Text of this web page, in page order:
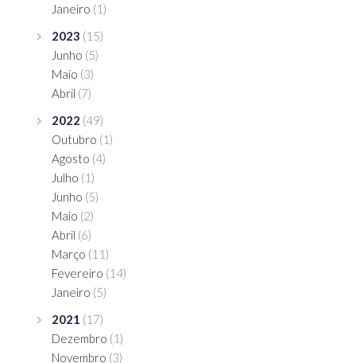
Janeiro (1)
2023 (15)
Junho (5)
Maio (3)
Abril (7)
2022 (49)
Outubro (1)
Agosto (4)
Julho (1)
Junho (5)
Maio (2)
Abril (6)
Março (11)
Fevereiro (14)
Janeiro (5)
2021 (17)
Dezembro (1)
Novembro (3)